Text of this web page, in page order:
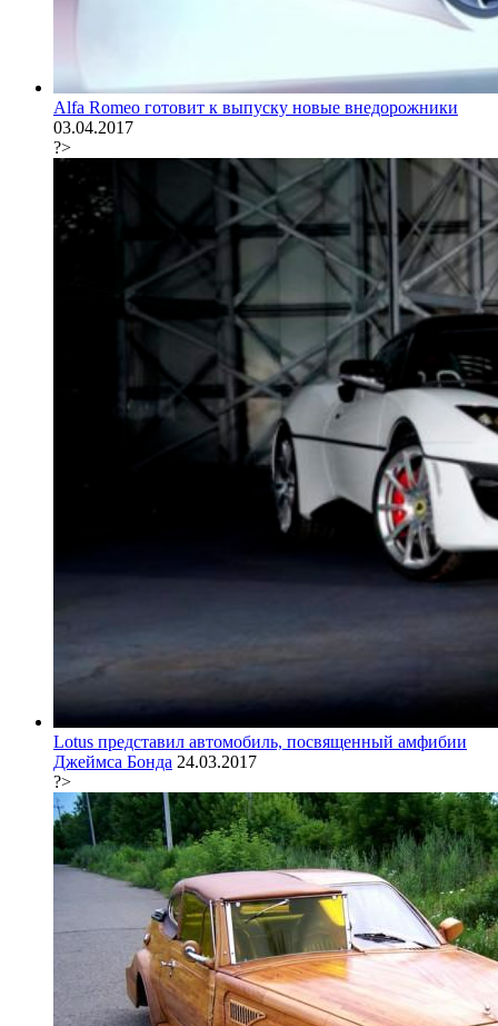
Alfa Romeo готовит к выпуску новые внедорожники
03.04.2017
?>
Lotus представил автомобиль, посвященный амфибии
Джеймса Бонда 24.03.2017
?>